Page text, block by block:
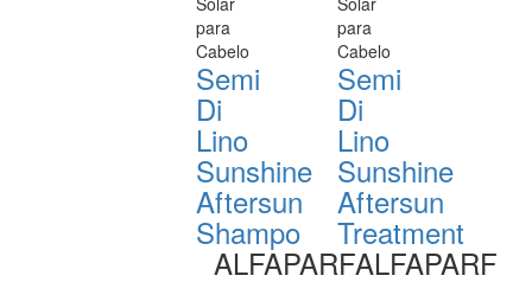
para
Cabelo
Semi
Di
Lino
Sunshine
Aftersun
Shampo
ALFAPARF
para
Cabelo
Semi
Di
Lino
Sunshine
Aftersun
Treatment
ALFAPARF